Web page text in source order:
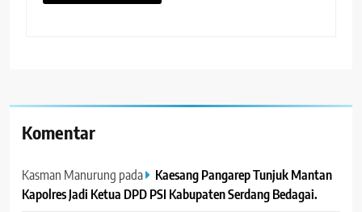
Komentar
Kasman Manurung pada
Kaesang Pangarep Tunjuk Mantan
Kapolres Jadi Ketua DPD PSI Kabupaten Serdang Bedagai. ‎ ‎